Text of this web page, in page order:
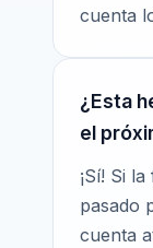
cuenta
¿Esta
el
¡Sí! Si
pasado
cuenta